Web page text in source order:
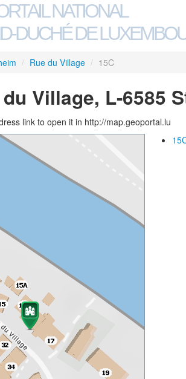
NATIONAL
DUCHÉ DE
/ Rue du Village / 15C
Village, L-6585
link to open it in http://map.geoportal.lu